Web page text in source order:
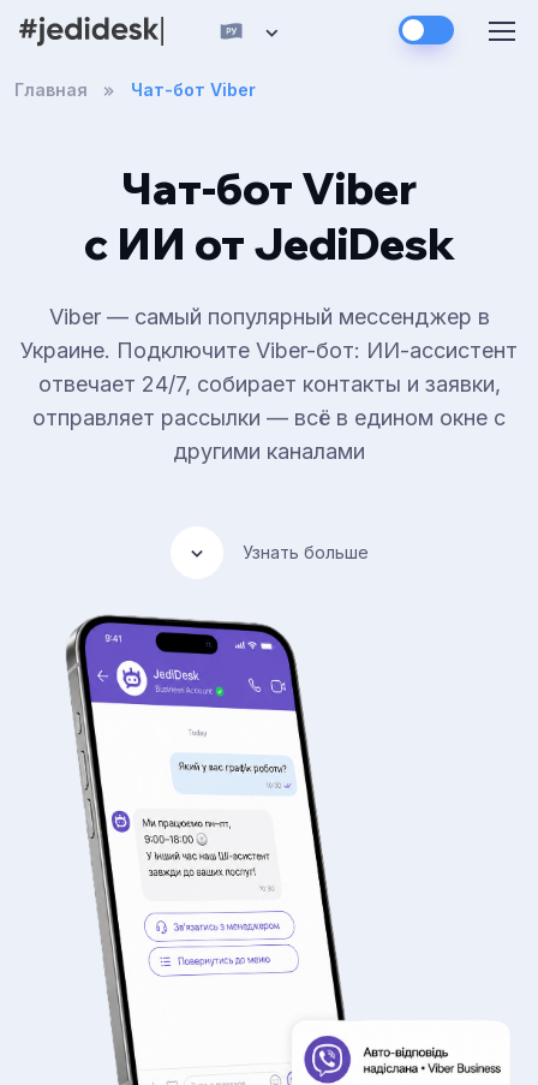
Главная Чат-бот Viber
Чат-бот Viber
с ИИ от JediDesk
Viber — самый популярный мессенджер в
Украине. Подключите Viber-бот: ИИ-ассистент
отвечает 24/7, собирает контакты и заявки,
отправляет рассылки — всё в едином окне с
другими каналами
Узнать больше